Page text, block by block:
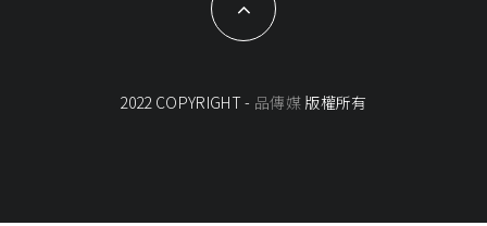
2022 COPYRIGHT - 品傳媒 版權所有